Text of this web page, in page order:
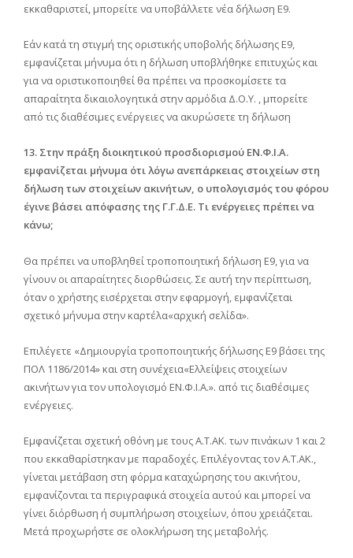
εκκαθαριστεί, μπορείτε να υποβάλλετε νέα δήλωση Ε9.
Εάν κατά τη στιγμή της οριστικής υποβολής δήλωσης Ε9,
εμφανίζεται μήνυμα ότι η δήλωση υποβλήθηκε επιτυχώς και
για να οριστικοποιηθεί θα πρέπει να προσκομίσετε τα
απαραίτητα δικαιολογητικά στην αρμόδια Δ.Ο.Υ. , μπορείτε
από τις διαθέσιμες ενέργειες να ακυρώσετε τη δήλωση
13. Στην πράξη διοικητικού προσδιορισμού ΕΝ.Φ.Ι.Α.
εμφανίζεται μήνυμα ότι λόγω ανεπάρκειας στοιχείων στη
δήλωση των στοιχείων ακινήτων, ο υπολογισμός του φόρου
έγινε βάσει απόφασης της Γ.Γ.Δ.Ε. Τι ενέργειες πρέπει να
κάνω;
Θα πρέπει να υποβληθεί τροποποιητική δήλωση Ε9, για να
γίνουν οι απαραίτητες διορθώσεις. Σε αυτή την περίπτωση,
όταν ο χρήστης εισέρχεται στην εφαρμογή, εμφανίζεται
σχετικό μήνυμα στην καρτέλα«αρχική σελίδα».
Επιλέγετε «Δημιουργία τροποποιητικής δήλωσης Ε9 βάσει της
ΠΟΛ 1186/2014» και στη συνέχεια«Ελλείψεις στοιχείων
ακινήτων για τον υπολογισμό ΕΝ.Φ.Ι.Α.». από τις διαθέσιμες
ενέργειες.
Εμφανίζεται σχετική οθόνη με τους Α.Τ.ΑΚ. των πινάκων 1 και 2
που εκκαθαρίστηκαν με παραδοχές. Επιλέγοντας τον Α.Τ.ΑΚ.,
γίνεται μετάβαση στη φόρμα καταχώρησης του ακινήτου,
εμφανίζονται τα περιγραφικά στοιχεία αυτού και μπορεί να
γίνει διόρθωση ή συμπλήρωση στοιχείων, όπου χρειάζεται.
Μετά προχωρήστε σε ολοκλήρωση της μεταβολής.